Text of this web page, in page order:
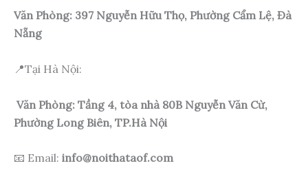
Văn Phòng: 397 Nguyễn Hữu Thọ, Phường Cẩm Lệ, Đà
Nẵng
📍Tại Hà Nội:
Văn Phòng: Tầng 4, tòa nhà 80B Nguyễn Văn Cừ,
Phường Long Biên, TP.Hà Nội
📧 Email: info@noithataof.com